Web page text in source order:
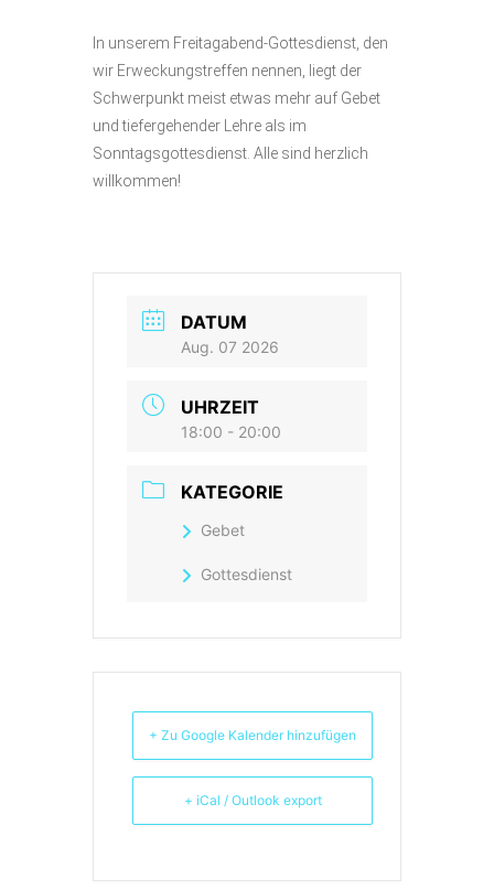
In unserem Freitagabend-Gottesdienst, den
wir Erweckungstreffen nennen, liegt der
Schwerpunkt meist etwas mehr auf Gebet
und tiefergehender Lehre als im
Sonntagsgottesdienst. Alle sind herzlich
willkommen!
DATUM
Aug. 07 2026
UHRZEIT
18:00 - 20:00
KATEGORIE
Gebet
Gottesdienst
+ Zu Google Kalender hinzufügen
+ iCal / Outlook export